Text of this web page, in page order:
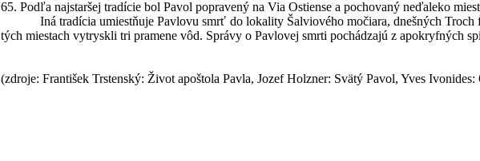
65. Podľa najstaršej tradície bol Pavol popravený na Via Ostiense a pochovaný neďaleko
Iná tradícia umiestňuje Pavlovu smrť do lokality Šalviového močiara, dnešných Troch
tých miestach vytryskli tri pramene vôd. Správy o Pavlovej smrti pochádzajú z apokryfných
(zdroje: František Trstenský: Život apoštola Pavla, Jozef Holzner: Svätý Pavol, Yves